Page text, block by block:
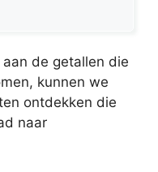
de getallen die
kunnen we
ontdekken die
naar